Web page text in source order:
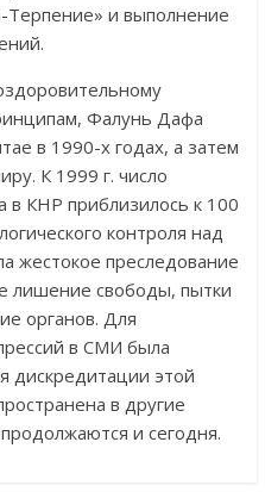
и выполнение
Фалунь Дафа
в 1990-х годах, а затем
К 1999 г. число
КНР приблизилось к 100
контроля над
жестокое преследование
лишение свободы, пытки
органов. Для
в СМИ была
дискредитации этой
в другие
и сегодня.